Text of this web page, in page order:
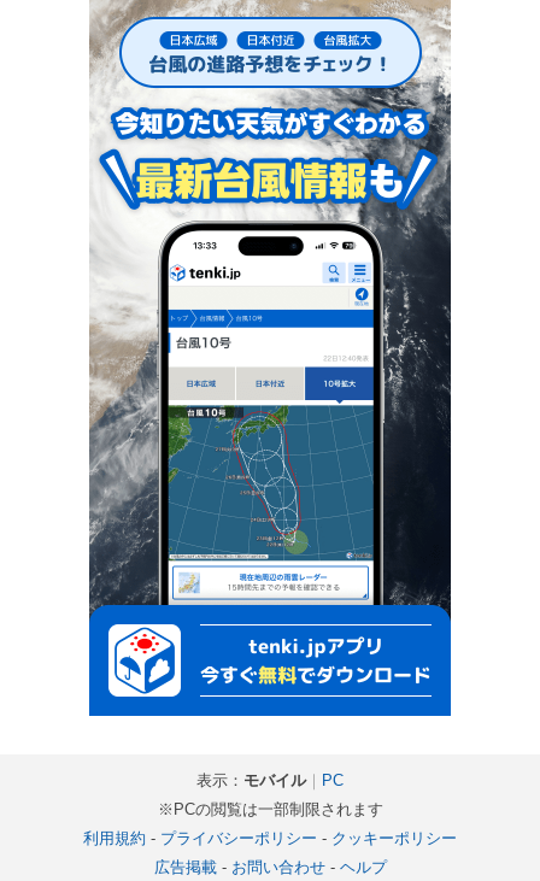
表示： モバイル｜ PC
※PCの閲覧は一部制限されます
利用規約 - プライバシーポリシー - クッキーポリシー
広告掲載- お問い合わせ- ヘルプ